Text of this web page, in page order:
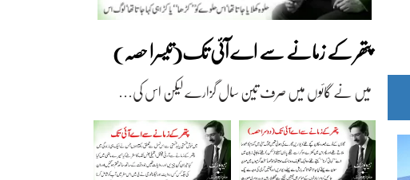
پتھر کے زمانے سے اے آئی تک(تیسرا حصہ)
میں نے گائوں میں صرف تین سال گزارے لیکن اس کی…